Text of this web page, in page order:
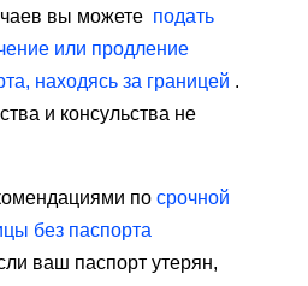
вы можете подать
или продление
находясь за границей .
и консульства не
по срочной
без паспорта
ваш паспорт утерян,